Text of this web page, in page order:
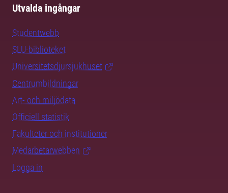
Utvalda ingångar
Studentwebb
SLU-biblioteket
Universitetsdjursjukhuset
Centrumbildningar
Art- och miljödata
Officiell statistik
Fakulteter och institutioner
Medarbetarwebben
Logga in